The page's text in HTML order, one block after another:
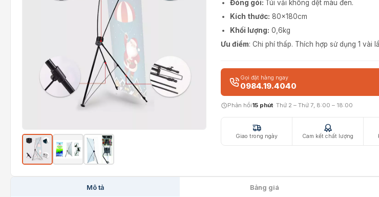
Đóng gói: Túi vải không dệt màu đen.
Kích thước: 80x180cm
Khối lượng: 0,6kg
Ưu điểm: Chi phí thấp. Thích hợp sử dụng 1 vài
Gọi đặt hàng ngay
0984.19.4040
Phản hồi15 phút· Thứ 2 – Thứ 7, 8:00 – 18:00
Giao trong ngày Cam kết chất lượng
Mô tả Bảng giá